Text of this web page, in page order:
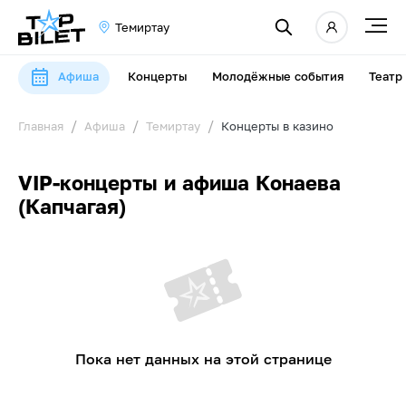
Темиртау
Афиша Концерты Молодёжные события Театр
Главная Афиша Темиртау Концерты в казино
VIP-концерты и афиша Конаева
(Капчагая)
Пока нет данных на этой странице